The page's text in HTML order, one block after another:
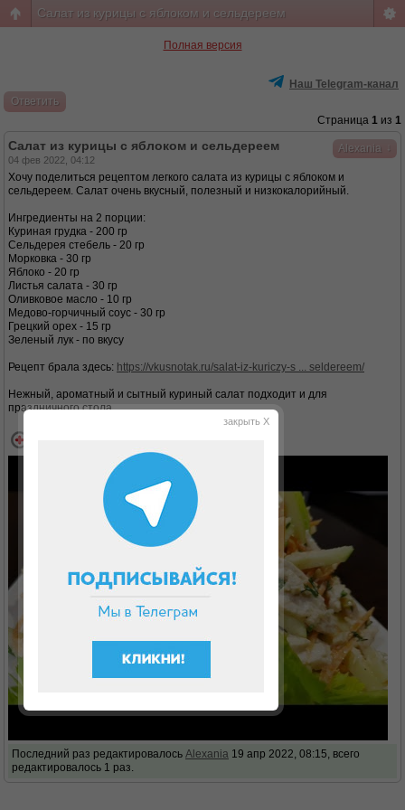
Салат из курицы с яблоком и сельдереем
Полная версия
Наш Telegram-канал
Ответить
Страница 1 из 1
Alexania
Салат из курицы с яблоком и сельдереем
04 фев 2022, 04:12
Хочу поделиться рецептом легкого салата из курицы с яблоком и
сельдереем. Салат очень вкусный, полезный и низкокалорийный.
Ингредиенты на 2 порции:
Куриная грудка - 200 гр
Сельдерея стебель - 20 гр
Морковка - 30 гр
Яблоко - 20 гр
Листья салата - 30 гр
Оливковое масло - 10 гр
Медово-горчичный соус - 30 гр
Грецкий орех - 15 гр
Зеленый лук - по вкусу
Рецепт брала здесь: https://vkusnotak.ru/salat-iz-kuriczy-s ... seldereem/
Нежный, ароматный и сытный куриный салат подходит и для
праздничного стола.
Последний раз редактировалось Alexania 19 апр 2022, 08:15, всего
редактировалось 1 раз.
закрыть X